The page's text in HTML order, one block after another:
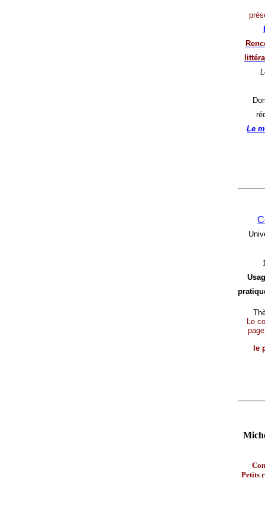
Le
Le
le
Petits